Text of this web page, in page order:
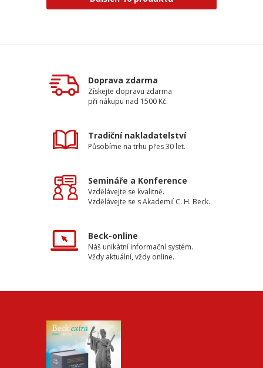
Doprava zdarma
Získejte dopravu zdarma
při nákupu nad 1500 Kč.
Tradiční nakladatelství
Působíme na trhu přes 30 let.
Semináře a Konference
Vzdělávejte se kvalitně.
Vzdělávejte se s Akademií C. H. Beck.
Beck-online
Náš unikátní informační systém.
Vždy aktuální, vždy online.